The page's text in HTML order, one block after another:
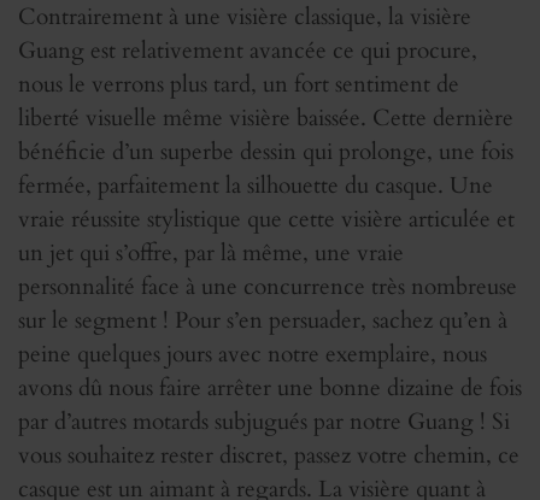
Contrairement à une visière classique, la visière
Guang est relativement avancée ce qui procure,
nous le verrons plus tard, un fort sentiment de
liberté visuelle même visière baissée. Cette dernière
bénéficie d’un superbe dessin qui prolonge, une fois
fermée, parfaitement la silhouette du casque. Une
vraie réussite stylistique que cette visière articulée et
un jet qui s’offre, par là même, une vraie
personnalité face à une concurrence très nombreuse
sur le segment ! Pour s’en persuader, sachez qu’en à
peine quelques jours avec notre exemplaire, nous
avons dû nous faire arrêter une bonne dizaine de fois
par d’autres motards subjugués par notre Guang ! Si
vous souhaitez rester discret, passez votre chemin, ce
casque est un aimant à regards. La visière quant à